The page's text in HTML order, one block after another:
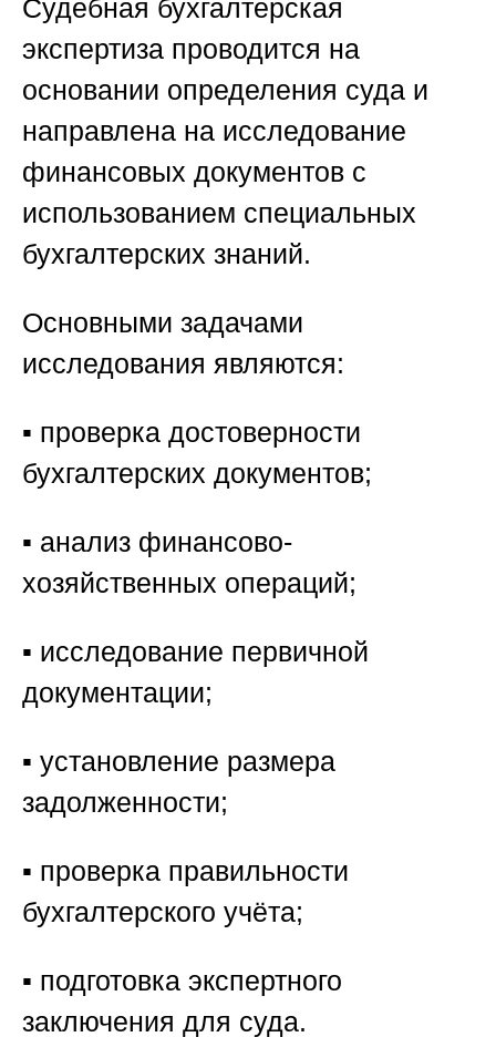
Судебная бухгалтерская
экспертиза проводится на
основании определения суда и
направлена на исследование
финансовых документов с
использованием специальных
бухгалтерских знаний.
Основными задачами
исследования являются:
▪️ проверка достоверности
бухгалтерских документов;
▪️ анализ финансово-
хозяйственных операций;
▪️ исследование первичной
документации;
▪️ установление размера
задолженности;
▪️ проверка правильности
бухгалтерского учёта;
▪️ подготовка экспертного
заключения для суда.